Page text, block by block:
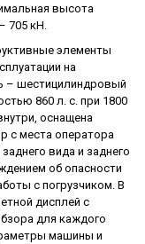
высота
705 кН.
элементы
на
– шестицилиндровый
860 л. с. при 1800
оснащена
с места оператора
вида и заднего
об опасности
с погрузчиком. В
дисплей с
для каждого
машины и